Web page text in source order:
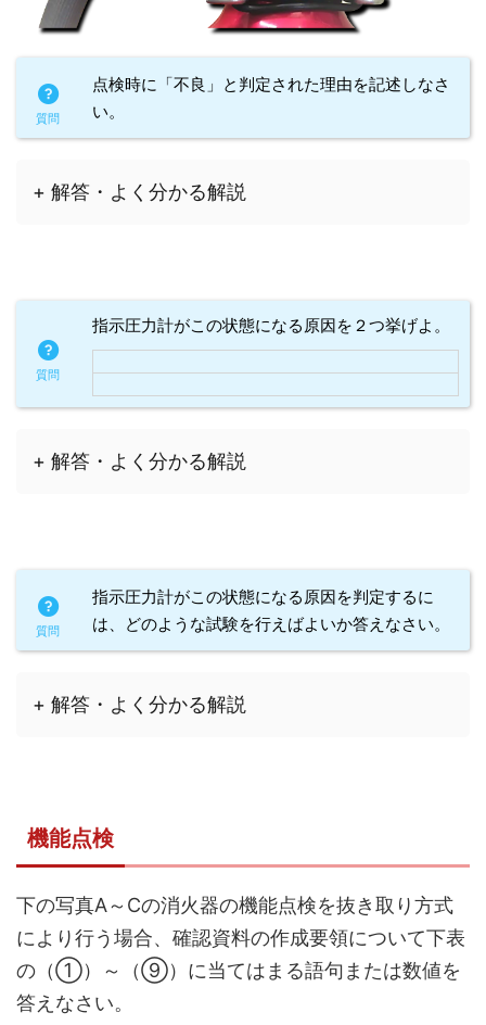
点検時に「不良」と判定された理由を記述しなさ
い。
+ 解答・よく分かる解説
指示圧力計がこの状態になる原因を２つ挙げよ。
+ 解答・よく分かる解説
指示圧力計がこの状態になる原因を判定するに
は、どのような試験を行えばよいか答えなさい。
+ 解答・よく分かる解説
機能点検
下の写真A～Cの消火器の機能点検を抜き取り方式
により行う場合、確認資料の作成要領について下表
の（①）～（⑨）に当てはまる語句または数値を
答えなさい。